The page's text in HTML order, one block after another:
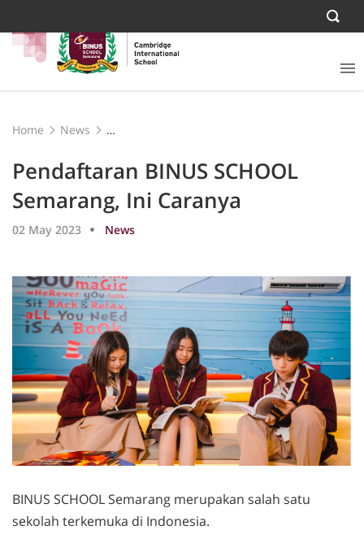
Home
News
Pendaftaran BINUS SCHOOL
Semarang, Ini Caranya
02 May 2023 News
BINUS SCHOOL Semarang merupakan salah satu
sekolah terkemuka di Indonesia.